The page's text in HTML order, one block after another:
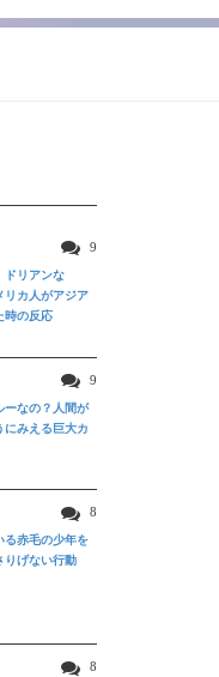
9
ドリアンな
リカ人がアジア
時の反応
9
ーなの？人間が
にみえる巨大カ
8
る赤毛の少年を
りげない行動
8